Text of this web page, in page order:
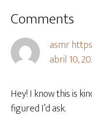
Comments
asmr
abril 10,
Hey! I know this is
figured I’d ask.